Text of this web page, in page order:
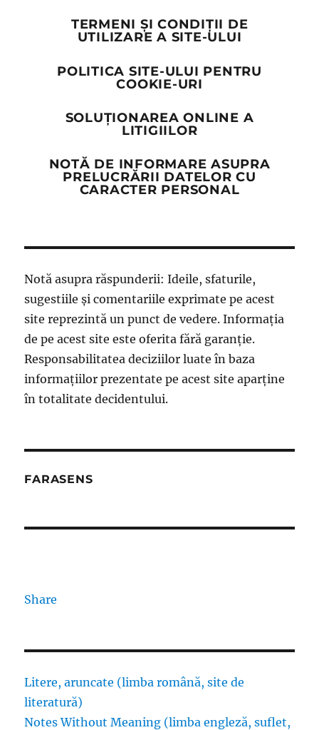
TERMENI ȘI CONDIȚII DE
UTILIZARE A SITE-ULUI
POLITICA SITE-ULUI PENTRU
COOKIE-URI
SOLUȚIONAREA ONLINE A
LITIGIILOR
NOTĂ DE INFORMARE ASUPRA
PRELUCRĂRII DATELOR CU
CARACTER PERSONAL
Notă asupra răspunderii: Ideile, sfaturile,
sugestiile și comentariile exprimate pe acest
site reprezintă un punct de vedere. Informația
de pe acest site este oferita fără garanție.
Responsabilitatea deciziilor luate în baza
informațiilor prezentate pe acest site aparține
în totalitate decidentului.
FARASENS
Share
Litere, aruncate (limba română, site de
literatură)
Notes Without Meaning (limba engleză, suflet,